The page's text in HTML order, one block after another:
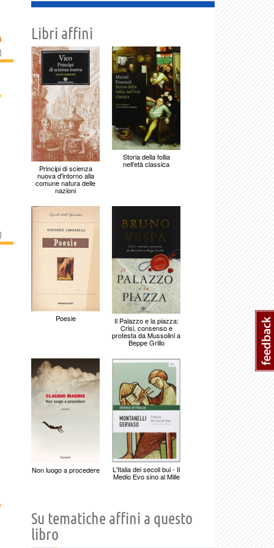
]
]
Libri affini
Principi di scienza
nuova d'intorno alla
comune natura delle
nazioni
Storia della follia
nell'età classica
Poesie Il Palazzo e la piazza:
Crisi, consenso e
protesta da Mussolini a
Beppe Grillo
Non luogo a procedere L'Italia dei secoli bui - Il
Medio Evo sino al Mille
Su tematiche affini a questo
libro